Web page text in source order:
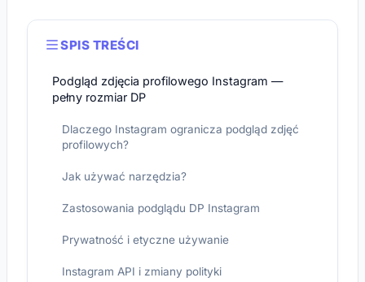
SPIS TREŚCI
Podgląd zdjęcia profilowego Instagram —
pełny rozmiar DP
Dlaczego Instagram ogranicza podgląd zdjęć
profilowych?
Jak używać narzędzia?
Zastosowania podglądu DP Instagram
Prywatność i etyczne używanie
Instagram API i zmiany polityki